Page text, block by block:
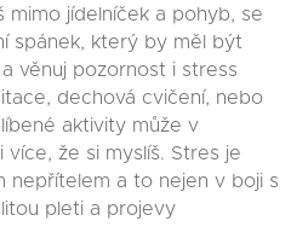
mimo jídelníček a pohyb, se
spánek, který by měl být
věnuj pozornost i stress
dechová cvičení, nebo
aktivity může v
že si myslíš. Stres je
nepřítelem a to nejen v boji s
pleti a projevy